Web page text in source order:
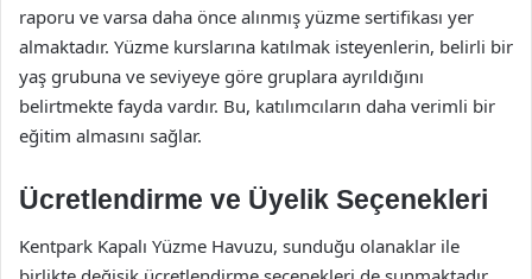
raporu ve varsa daha önce alınmış yüzme sertifikası yer
almaktadır. Yüzme kurslarına katılmak isteyenlerin, belirli bir
yaş grubuna ve seviyeye göre gruplara ayrıldığını
belirtmekte fayda vardır. Bu, katılımcıların daha verimli bir
eğitim almasını sağlar.
Ücretlendirme ve Üyelik Seçenekleri
Kentpark Kapalı Yüzme Havuzu, sunduğu olanaklar ile